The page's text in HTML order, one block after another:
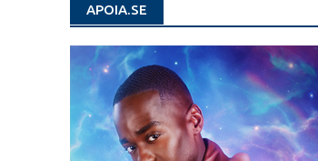
APOIA.SE